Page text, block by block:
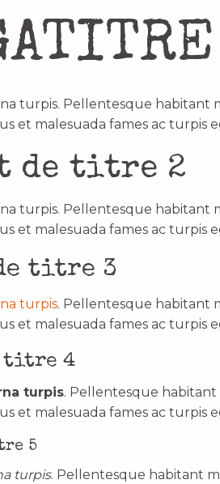
turpis. Pellentesque habitant
et malesuada fames ac turpis
de titre 2
turpis. Pellentesque habitant
et malesuada fames ac turpis
titre 3
turpis. Pellentesque habitant
et malesuada fames ac turpis
titre 4
turpis. Pellentesque
et malesuada fames ac turpis
5
turpis. Pellentesque habitant